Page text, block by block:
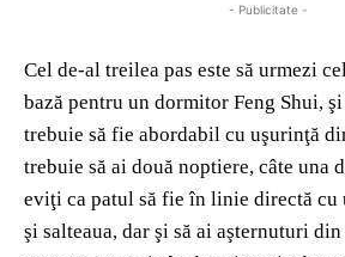
- Publicitate -
Cel de-al treilea pas este să urmezi
bază pentru un dormitor Feng Shui,
trebuie să fie abordabil cu uşurinţă
trebuie să ai două noptiere, câte una
eviţi ca patul să fie în linie directă cu
şi salteaua, dar şi să ai aşternuturi